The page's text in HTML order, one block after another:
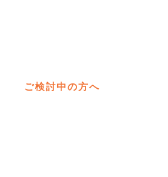
ご検討中の方へ